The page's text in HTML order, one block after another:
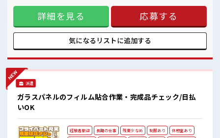
休憩室でホッと一息リフレッシュ！
職場にはロッカー完備！
私物の置きすぎには注意が必要ですね★
毎日の服装の悩み解消♪ ≪未経験でも活躍できる≫ 新しいこ
とにチャレンジするのは不安だけど、 しっかり働く環境が整
っています！ イチからスキルUP・ステップUP目指していき
ましょう！ ≪様々なお仕事をご提案≫ 一人で悩まず気軽に相
談できる、 派遣のお仕事です！ ■職場の雰囲気 キバツ過ぎな
ければ髪色・髪型は自由！ あなたの個性を大事にできます♪
私物の置きすぎには注意が必要ですね★
詳細を見る 応募する
気になるリストに追加する
派遣
ガラスパネルのフィルム貼合作業・完成品チェック/日払
いOK
経験者歓迎 長期の仕事 残業少なめ 制服あり
休憩室あり